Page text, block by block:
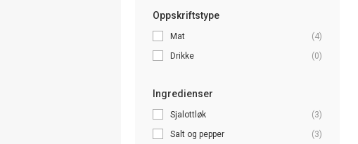
Oppskriftstype
Mat
(4)
Drikke
(0)
Ingredienser
Sjalottløk
(3)
Salt og pepper
(3)